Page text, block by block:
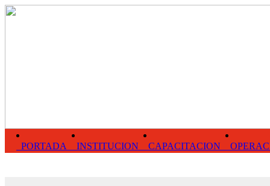
PORTADA INSTITUCION CAPACITACION